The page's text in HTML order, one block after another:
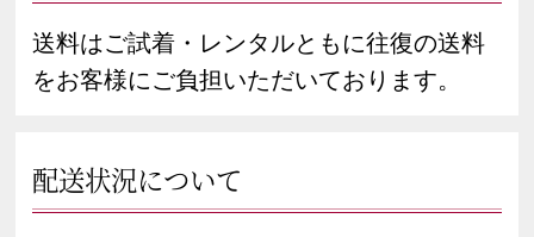
送料はご試着・レンタルともに往復の送料
をお客様にご負担いただいております。
配送状況について